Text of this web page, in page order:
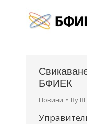
БФИЕК
Новини By